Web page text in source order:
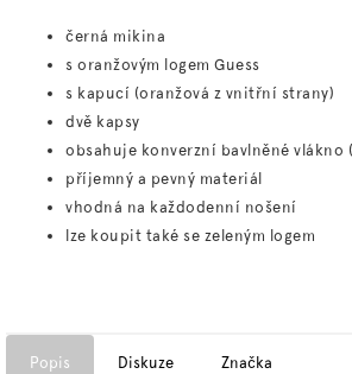
černá mikina
s oranžovým logem Guess
s kapucí (oranžová z vnitřní strany)
dvě kapsy
obsahuje konverzní bavlněné vlákno
příjemný a pevný materiál
vhodná na každodenní nošení
lze koupit také se zeleným logem
Popis Diskuze Značka